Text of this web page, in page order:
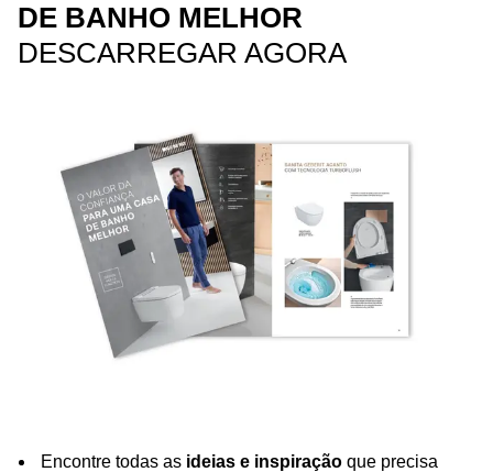
DE BANHO MELHOR
DESCARREGAR AGORA
Encontre todas as ideias e inspiração que precisa